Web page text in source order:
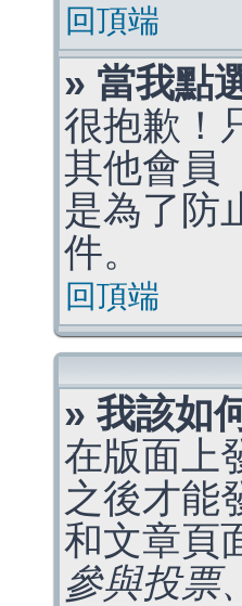
回頂端
» 當我點
很抱歉！
其他會員
是為了防
件。
回頂端
» 我該如
在版面上
之後才能
和文章頁
參與投票